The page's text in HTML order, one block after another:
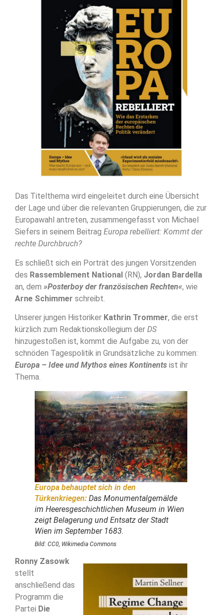
Das Titelthema wird eingeleitet durch eine Übersicht
der Lage und über die relevanten Gruppierungen, die zur
Europawahl antreten, zusammengefasst von Michael
Siefers in seinem Beitrag Europa rebelliert: Kommt der
rechte Durchbruch?
Es schließt sich ein Porträt des jungen Vorsitzenden
des Rassemblement National (RN), Jordan Bardella
an, dem »Posterboy der französischen Rechten«, wie
Arne Schimmer schreibt.
Unserer jungen Historiker Kathrin Trommer, die erst
kürzlich zum Redaktionskollegium der DS
hinzugestoßen ist, kommt die Aufgabe zu, von der
schnöden Tagespolitik in Grundsätzliche zu kommen:
Europa – Idee und Mythos eines Kontinents ist ihr
Thema.
Europa behauptet sich in den
Türkenkriegen: Das Monumentalgemälde
im Heeresgeschichtlichen Museum in Wien
zeigt Belagerung und Entsatz der Stadt
Wien im September 1683.
Bild: CC0, Wikimedia Commons
Ronny Zasowk
stellt
anschließend das
Programm die
Partei Die